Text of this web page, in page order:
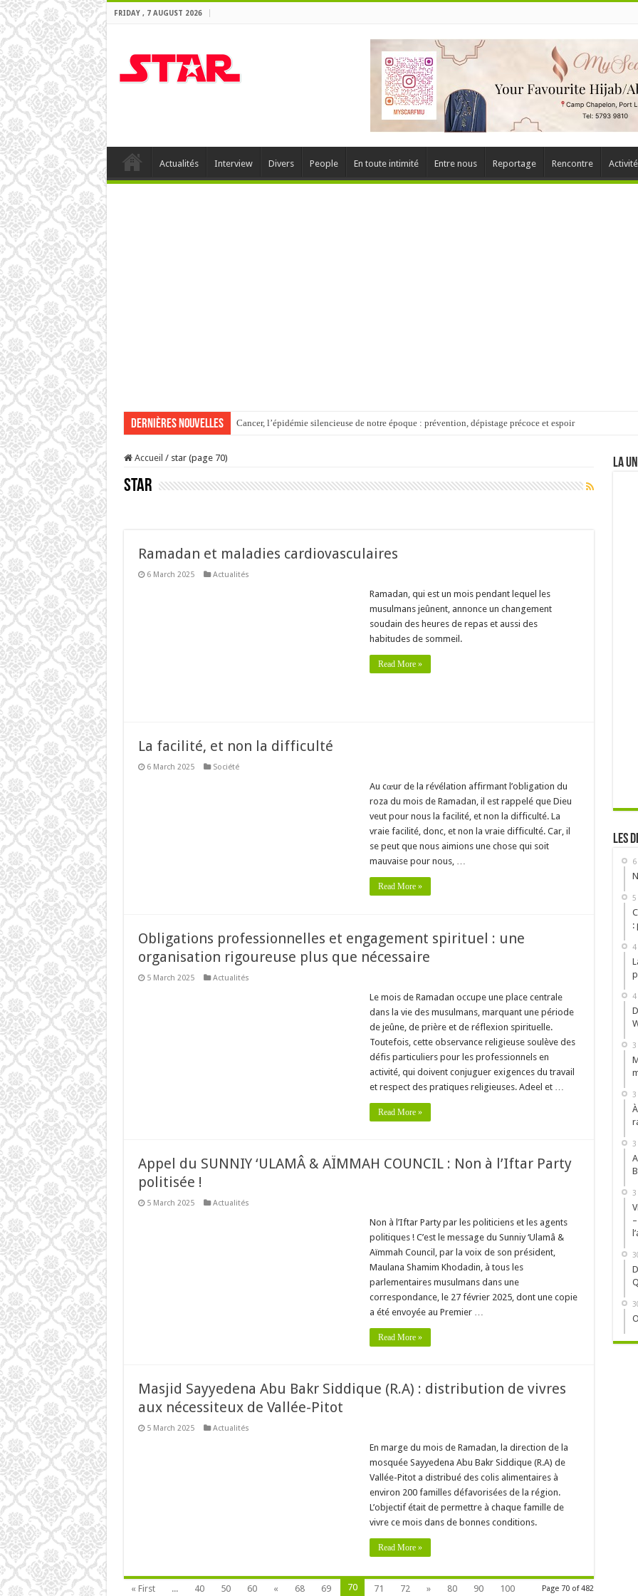
FRIDAY , 7 AUGUST 2026
Actualités Interview Divers People En toute intimité Entre nous Reportage Rencontre
Dernières Nouvelles Cancer, l’épidémie silencieuse de notre époque : prévention, dépistage précoce et espoir
À l’Assemblée nationale : Aadil Ameer Meea rassure sur l’avenir des propriétés waqf
Accueil / star (page 70)
star
Ramadan et maladies cardiovasculaires
6 March 2025 Actualités
Ramadan, qui est un mois pendant lequel les
musulmans jeûnent, annonce un changement
soudain des heures de repas et aussi des
habitudes de sommeil.
Read More »
La facilité, et non la difficulté
6 March 2025 Société
Au cœur de la révélation affirmant l’obligation du
roza du mois de Ramadan, il est rappelé que Dieu
veut pour nous la facilité, et non la difficulté. La
vraie facilité, donc, et non la vraie difficulté. Car, il
se peut que nous aimions une chose qui soit
mauvaise pour nous, …
Read More »
Obligations professionnelles et engagement spirituel : une
organisation rigoureuse plus que nécessaire
5 March 2025 Actualités
Le mois de Ramadan occupe une place centrale
dans la vie des musulmans, marquant une période
de jeûne, de prière et de réflexion spirituelle.
Toutefois, cette observance religieuse soulève des
défis particuliers pour les professionnels en
activité, qui doivent conjuguer exigences du travail
et respect des pratiques religieuses. Adeel et …
Read More »
Appel du SUNNIY ‘ULAMÂ & AÏMMAH COUNCIL : Non à l’Iftar Party
politisée !
5 March 2025 Actualités
Non à l’Iftar Party par les politiciens et les agents
politiques ! C’est le message du Sunniy ‘Ulamâ &
Aïmmah Council, par la voix de son président,
Maulana Shamim Khodadin, à tous les
parlementaires musulmans dans une
correspondance, le 27 février 2025, dont une copie
a été envoyée au Premier …
Read More »
Masjid Sayyedena Abu Bakr Siddique (R.A) : distribution de vivres
aux nécessiteux de Vallée-Pitot
5 March 2025 Actualités
En marge du mois de Ramadan, la direction de la
mosquée Sayyedena Abu Bakr Siddique (R.A) de
Vallée-Pitot a distribué des colis alimentaires à
environ 200 familles défavorisées de la région.
L’objectif était de permettre à chaque famille de
vivre ce mois dans de bonnes conditions.
Read More »
Page 70 of 482
« First ... 40 50 60 « 68 69 70 71 72 » 80 90 100
LA
Les
5
:
4
4